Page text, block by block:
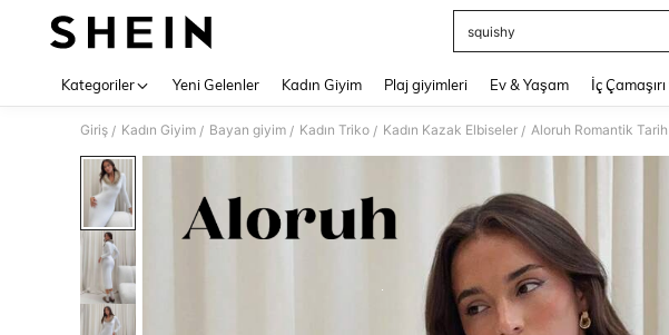
squishy
Kategoriler Yeni Gelenler Kadın Giyim Plaj giyimleri Ev & Yaşam İç
Giriş / Kadın Giyim / Bayan giyim / Kadın Triko / Kadın Kazak Elbiseler / Aloruh Romantik